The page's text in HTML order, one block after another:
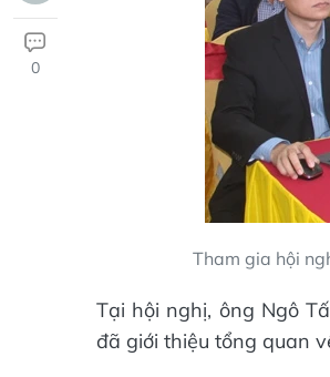
0
Tham gia hội
Tại hội nghị, ông Ngô
đã giới thiệu tổng quan